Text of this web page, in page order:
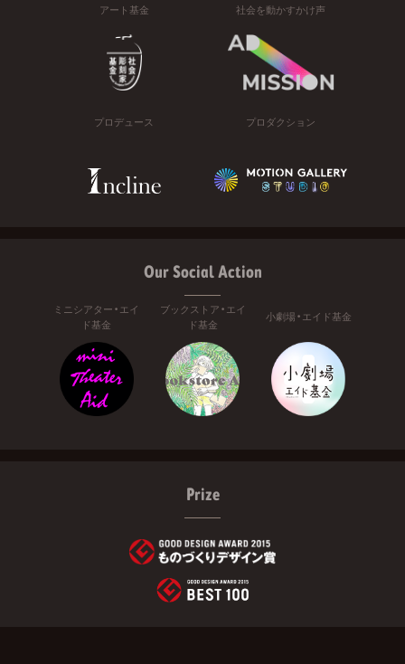
アート基金 社会を動かすかけ声
プロデュース プロダクション
Our Social Action
ミニシアター・エイ
ド基金
ブックストア・エイ
ド基金
小劇場・エイド基金
Prize